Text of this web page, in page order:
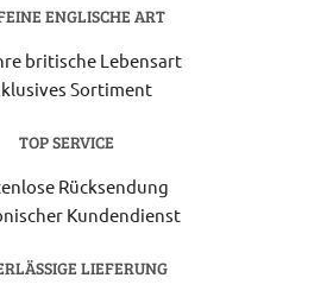
ENGLISCHE ART
britische Lebensart
Sortiment
TOP SERVICE
Rücksendung
Kundendienst
LIEFERUNG